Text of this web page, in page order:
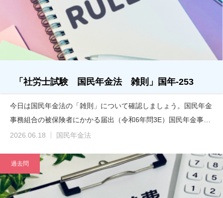
「社労士試験 国民年金法 雑則」国年-253
今日は国民年金法の「雑則」について確認しましょう。国民年金
事務組合の被保険者にかかる届出（令和6年問3E）国民年金事…
2026.06.18
国民年金法
過去問